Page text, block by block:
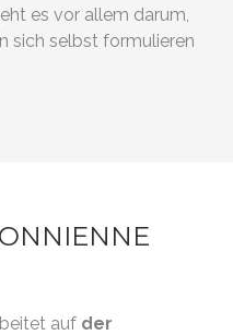
es vor allem darum,
sich selbst formulieren
auf der